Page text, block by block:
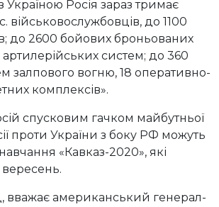
Україною Росія зараз тримає
військовослужбовців, до 1100
до 2600 бойових броньованих
систем; до 360
залпового вогню, 18 оперативно-
комплексів».
спусковим гачком майбутньої
проти України з боку РФ можуть
«Кавказ-2020», які
вересень.
вважає американський генерал-